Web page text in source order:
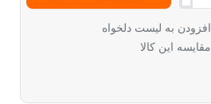
افزودن به لیست دلخواه
مقایسه این کالا